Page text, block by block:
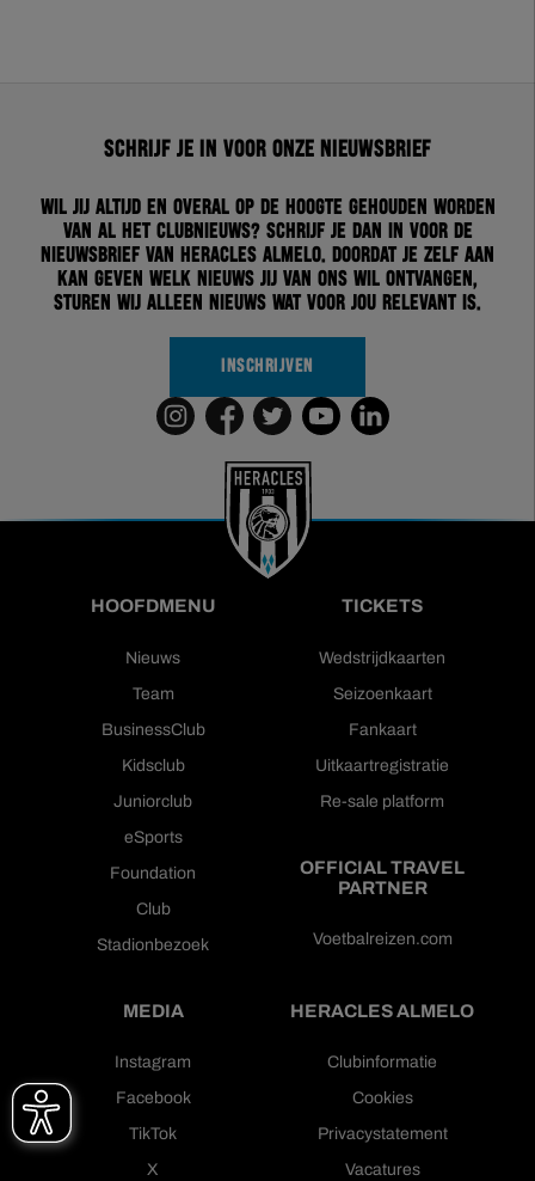
Schrijf je in voor onze nieuwsbrief
Wil jij altijd en overal op de hoogte gehouden worden
van al het clubnieuws? Schrijf je dan in voor de
nieuwsbrief van Heracles Almelo. Doordat je zelf aan
kan geven welk nieuws jij van ons wil ontvangen,
sturen wij alleen nieuws wat voor jou relevant is.
INSCHRIJVEN
HOOFDMENU
Nieuws
Team
BusinessClub
Kidsclub
Juniorclub
eSports
Foundation
Club
Stadionbezoek
TICKETS
Wedstrijdkaarten
Seizoenkaart
Fankaart
Uitkaartregistratie
Re-sale platform
OFFICIAL TRAVEL
PARTNER
Voetbalreizen.com
MEDIA
Instagram
Facebook
TikTok
X
HERACLES ALMELO
Clubinformatie
Cookies
Privacystatement
Vacatures